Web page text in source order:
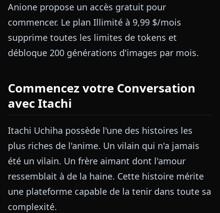
Anione propose un accès gratuit pour
commencer. Le plan Illimité à 9,99 $/mois
supprime toutes les limites de tokens et
débloque 200 générations d'images par mois.
Commencez votre Conversation
avec Itachi
Itachi Uchiha possède l'une des histoires les
plus riches de l'anime. Un vilain qui n'a jamais
été un vilain. Un frère aimant dont l'amour
ressemblait à de la haine. Cette histoire mérite
une plateforme capable de la tenir dans toute sa
complexité.